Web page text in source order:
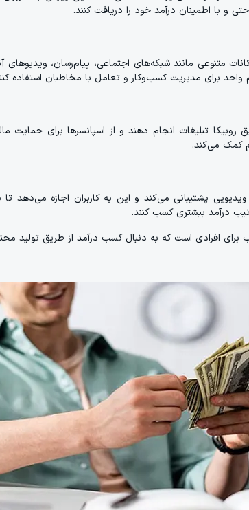
و با اطمینان درآمد خود را دریافت کنند.
متنوعی مانند شبکه‌های اجتماعی، پیام‌رسان،
واحد برای مدیریت کسب‌وکار و تعامل با مخاطبان استفاده
روبیکا تبلیغات انجام دهند و از اسپانسرها برای حمایت
کمک می‌کند.
پشتیبانی می‌کند و این به کاربران اجازه می‌دهد تا
درآمد بیشتری کسب کنند.
برای افرادی است که به دنبال کسب درآمد از طریق تولید